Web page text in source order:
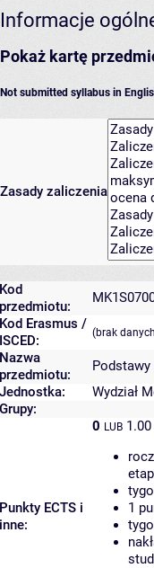
Informacje
Pokaż kartę
Not submitted syllabus in
Zasady zaliczenia
Kod
przedmiotu:
Kod Erasmus /
ISCED:
(brak
Nazwa
przedmiotu:
Podstawy
Jednostka:
Wydział
Grupy:
Punkty ECTS i
inne:
0 LUB
1